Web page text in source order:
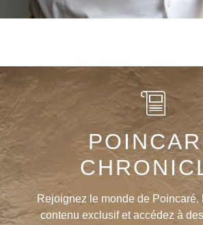
Rejoignez le monde de Poincaré.
contenu exclusif et accédez à